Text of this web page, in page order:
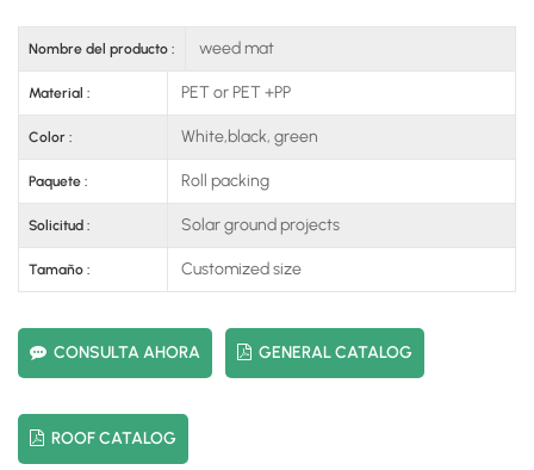
Nombre del producto : weed mat
Material : PET or PET +PP
Color : White,black, green
Paquete : Roll packing
Solicitud : Solar ground projects
Tamaño : Customized size
CONSULTA AHORA GENERAL CATALOG
ROOF CATALOG